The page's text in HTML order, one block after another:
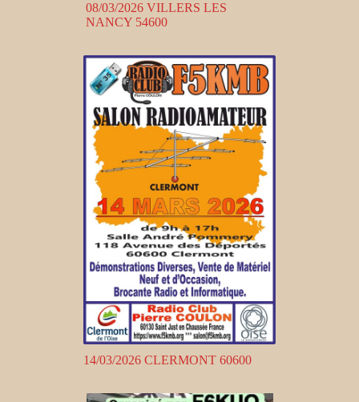
08/03/2026 VILLERS LES
NANCY 54600
14/03/2026 CLERMONT 60600